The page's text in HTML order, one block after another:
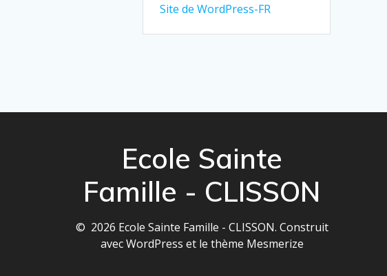
Site de WordPress-FR
Ecole Sainte
Famille - CLISSON
© 2026 Ecole Sainte Famille - CLISSON. Construit
avec WordPress et le thème Mesmerize